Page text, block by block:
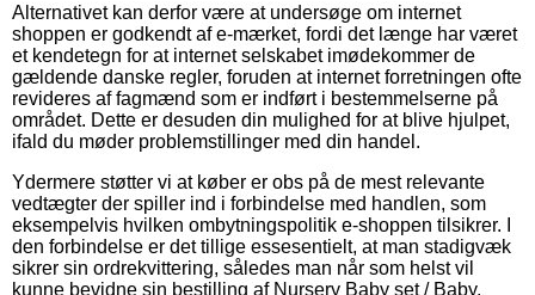
Alternativet kan derfor være at undersøge om internet
shoppen er godkendt af e-mærket, fordi det længe har været
et kendetegn for at internet selskabet imødekommer de
gældende danske regler, foruden at internet forretningen ofte
revideres af fagmænd som er indført i bestemmelserne på
området. Dette er desuden din mulighed for at blive hjulpet,
ifald du møder problemstillinger med din handel.
Ydermere støtter vi at køber er obs på de mest relevante
vedtægter der spiller ind i forbindelse med handlen, som
eksempelvis hvilken ombytningspolitik e-shoppen tilsikrer. I
den forbindelse er det tillige essesentielt, at man stadigvæk
sikrer sin ordrekvittering, således man når som helst vil
kunne bevidne sin bestilling af Nursery Baby set / Baby,